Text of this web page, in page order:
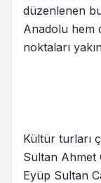
düzenlenen
Anadolu hem
noktaları
Kültür turları
Sultan Ahmet
Eyüp Sultan